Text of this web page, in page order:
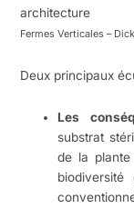
Fermes Verticales –
Deux principaux
Les
substrat
de la plante